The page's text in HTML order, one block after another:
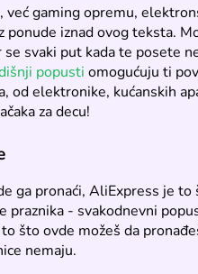
već gaming opremu,
ponude iznad ovog teksta.
se svaki put kada te posete
popusti omogućuju ti
od elektronike, kućanskih
za decu!
ga pronaći, AliExpress je to
praznika - svakodnevni
što ovde možeš da
nemaju.